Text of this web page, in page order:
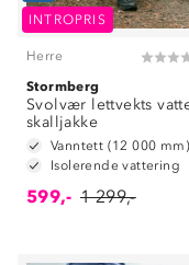
INTROPRIS
Herre
Stormberg
Svolvær lettvekts
skalljakke
Vanntett (12 000 mm)
Isolerende vattering
599,- 1 299,-